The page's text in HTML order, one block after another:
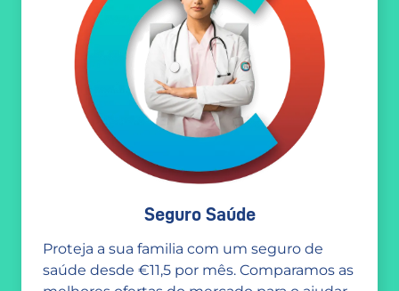
Seguro Saúde
Proteja a sua familia com um seguro de
saúde desde €11,5 por mês. Comparamos as